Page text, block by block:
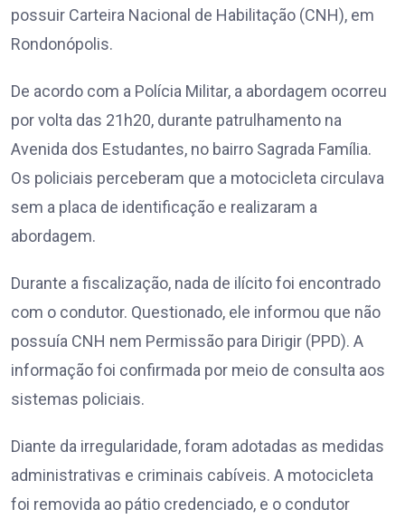
possuir Carteira Nacional de Habilitação (CNH), em
Rondonópolis.
De acordo com a Polícia Militar, a abordagem ocorreu
por volta das 21h20, durante patrulhamento na
Avenida dos Estudantes, no bairro Sagrada Família.
Os policiais perceberam que a motocicleta circulava
sem a placa de identificação e realizaram a
abordagem.
Durante a fiscalização, nada de ilícito foi encontrado
com o condutor. Questionado, ele informou que não
possuía CNH nem Permissão para Dirigir (PPD). A
informação foi confirmada por meio de consulta aos
sistemas policiais.
Diante da irregularidade, foram adotadas as medidas
administrativas e criminais cabíveis. A motocicleta
foi removida ao pátio credenciado, e o condutor